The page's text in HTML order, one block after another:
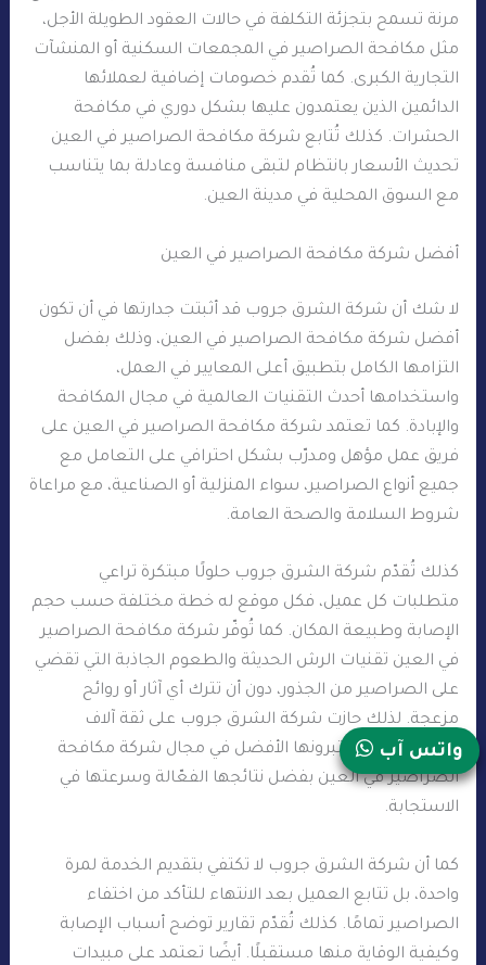
مرنة تسمح بتجزئة التكلفة في حالات العقود الطويلة الأجل،
مثل مكافحة الصراصير في المجمعات السكنية أو المنشآت
التجارية الكبرى. كما تُقدم خصومات إضافية لعملائها
الدائمين الذين يعتمدون عليها بشكل دوري في مكافحة
الحشرات. كذلك تُتابع شركة مكافحة الصراصير في العين
تحديث الأسعار بانتظام لتبقى منافسة وعادلة بما يتناسب
مع السوق المحلية في مدينة العين.
أفضل شركة مكافحة الصراصير في العين
لا شك أن شركة الشرق جروب قد أثبتت جدارتها في أن تكون
أفضل شركة مكافحة الصراصير في العين، وذلك بفضل
التزامها الكامل بتطبيق أعلى المعايير في العمل،
واستخدامها أحدث التقنيات العالمية في مجال المكافحة
والإبادة. كما تعتمد شركة مكافحة الصراصير في العين على
فريق عمل مؤهل ومدرّب بشكل احترافي على التعامل مع
جميع أنواع الصراصير، سواء المنزلية أو الصناعية، مع مراعاة
شروط السلامة والصحة العامة.
كذلك تُقدّم شركة الشرق جروب حلولًا مبتكرة تراعي
متطلبات كل عميل، فكل موقع له خطة مختلفة حسب حجم
الإصابة وطبيعة المكان. كما تُوفّر شركة مكافحة الصراصير
في العين تقنيات الرش الحديثة والطعوم الجاذبة التي تقضي
على الصراصير من الجذور، دون أن تترك أي آثار أو روائح
مزعجة. لذلك حازت شركة الشرق جروب على ثقة آلاف
العملاء الذين يعتبرونها الأفضل في مجال شركة مكافحة
الصراصير في العين بفضل نتائجها الفعّالة وسرعتها في
الاستجابة.
كما أن شركة الشرق جروب لا تكتفي بتقديم الخدمة لمرة
واحدة، بل تتابع العميل بعد الانتهاء للتأكد من اختفاء
الصراصير تمامًا. كذلك تُقدّم تقارير توضح أسباب الإصابة
وكيفية الوقاية منها مستقبلًا. أيضًا تعتمد على مبيدات
واتس آب